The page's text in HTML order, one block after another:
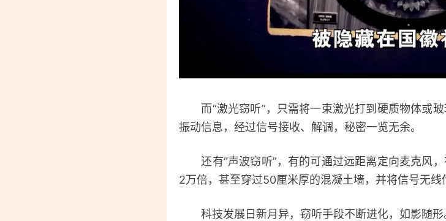
而“激光窃听”，只需将一束激光打到硬质物体或玻
振动信息，经过信号接收、解调，秘密一览无余。
还有“声波窃听”，有的可通过远距离定向麦克风，
2万倍，甚至穿过50厘米厚的混凝土墙，并将信号无线
科技发展日新月异，窃听手段不断进化，如影随形